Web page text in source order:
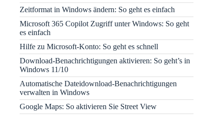
Zeitformat in Windows ändern: So geht es einfach
Microsoft 365 Copilot Zugriff unter Windows: So geht
es einfach
Hilfe zu Microsoft-Konto: So geht es schnell
Download-Benachrichtigungen aktivieren: So geht’s in
Windows 11/10
Automatische Dateidownload-Benachrichtigungen
verwalten in Windows
Google Maps: So aktivieren Sie Street View